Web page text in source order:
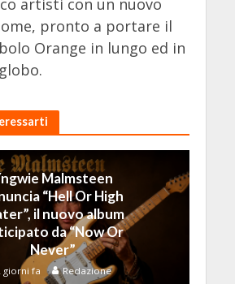
artisti con un nuovo
pronto a portare il
Orange in lungo ed in
Malmsteen
“Hell Or High
il nuovo album
da “Now Or
Never”
giorni fa Redazione